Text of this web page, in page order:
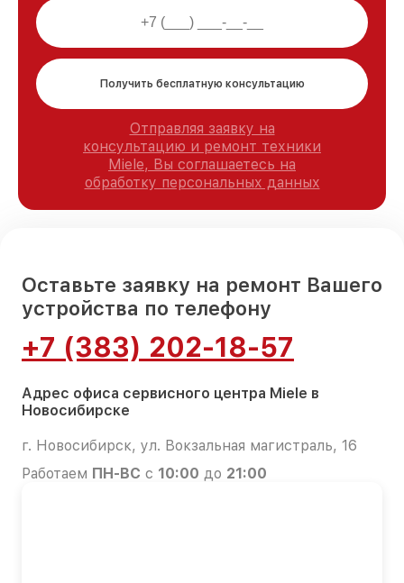
Получить бесплатную консультацию
Отправляя заявку на
консультацию и ремонт техники
Miele, Вы соглашаетесь на
обработку персональных данных
Оставьте заявку на ремонт Вашего
устройства по телефону
+7 (383) 202-18-57
Адрес офиса сервисного центра Miele в
Новосибирске
г. Новосибирск, ул. Вокзальная магистраль, 16
Работаем ПН-ВС с 10:00 до 21:00